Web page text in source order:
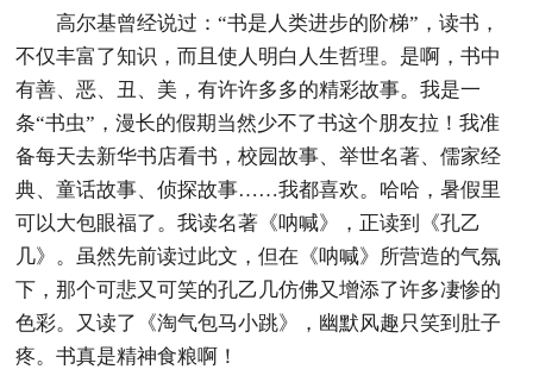
高尔基曾经说过：“书是人类进步的阶梯”，读书，
不仅丰富了知识，而且使人明白人生哲理。是啊，书中
有善、恶、丑、美，有许许多多的精彩故事。我是一
条“书虫”，漫长的假期当然少不了书这个朋友拉！我准
备每天去新华书店看书，校园故事、举世名著、儒家经
典、童话故事、侦探故事……我都喜欢。哈哈，暑假里
可以大包眼福了。我读名著《呐喊》，正读到《孔乙
几》。虽然先前读过此文，但在《呐喊》所营造的气氛
下，那个可悲又可笑的孔乙几仿佛又增添了许多凄惨的
色彩。又读了《淘气包马小跳》，幽默风趣只笑到肚子
疼。书真是精神食粮啊！